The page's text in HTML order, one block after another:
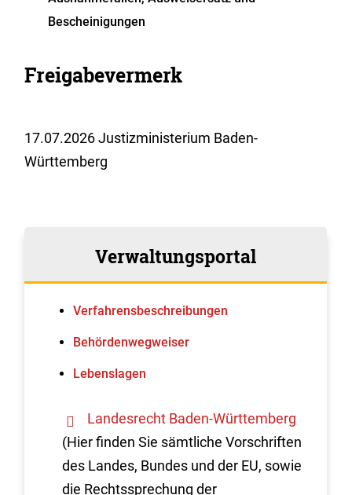
Bescheinigungen
Freigabevermerk
17.07.2026 Justizministerium Baden-
Württemberg
Verwaltungsportal
Verfahrens­beschreibungen
Behördenwegweiser
Lebenslagen
Landesrecht Baden-Württemberg
(Hier finden Sie sämtliche Vorschriften
des Landes, Bundes und der EU, sowie
die Rechtssprechung der